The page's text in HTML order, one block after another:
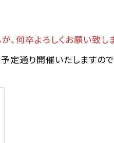
何卒よろしくお願い致し
定通り開催いたしますの